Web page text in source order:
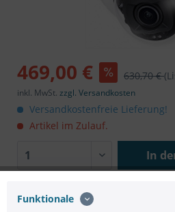
469,00 € 630,70 €
inkl. MwSt. zzgl. Versandkosten
Versandkostenfreie Lieferung!
Artikel im Zulauf.
In
Funktionale